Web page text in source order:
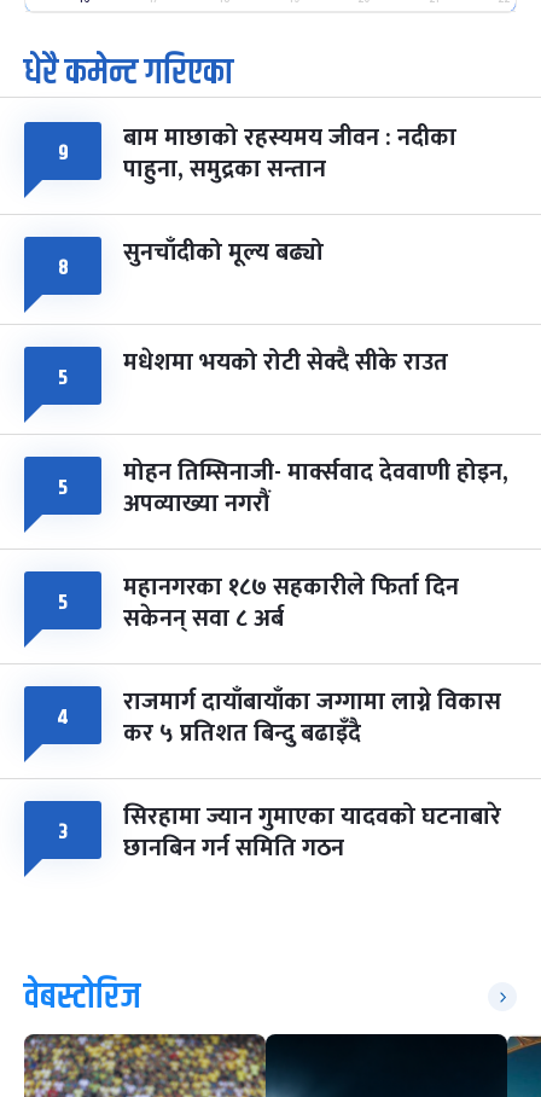
७
आइत
पूर्णिमा व्रत
चैत्र ७, २०८३-Mar 21, 2027
८
सोम
फागुपूर्णिमा
चैत्र ८, २०८३- Mar 22, 2027
७ महिना बाँकी
धेरै कमेन्ट गरिएका
९ बाम माछाको रहस्यमय जीवन : नदीका
पाहुना, समुद्रका सन्तान
८ सुनचाँदीको मूल्य बढ्यो
५ मधेशमा भयको रोटी सेक्दै सीके राउत
५ मोहन तिम्सिनाजी- मार्क्सवाद देववाणी होइन,
अपव्याख्या नगरौं
५ महानगरका १८७ सहकारीले फिर्ता दिन
सकेनन् सवा ८ अर्ब
४ राजमार्ग दायाँबायाँका जग्गामा लाग्ने विकास
कर ५ प्रतिशत बिन्दु बढाइँदै
३ सिरहामा ज्यान गुमाएका यादवको घटनाबारे
छानबिन गर्न समिति गठन
वेबस्टोरिज